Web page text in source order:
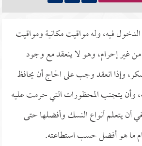
فيه، وله مواقيت مكانية ومواقيت
من غير إحرام، وهو لا ينعقد مع وجود
وإذا انعقد وجب على الحاج أن يحافظ
وأن يتجنب المحظورات التي حرمت عليه
أن يتعلم أنواع النسك وأفضلها حتى
ما هو أفضل حسب استطاعته.